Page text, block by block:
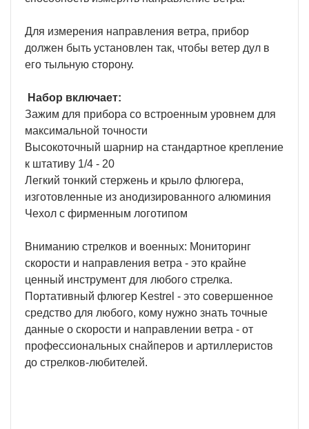
Для измерения направления ветра, прибор
должен быть установлен так, чтобы ветер дул в
его тыльную сторону.
Набор включает:
Зажим для прибора со встроенным уровнем для
максимальной точности
Высокоточный шарнир на стандартное крепление
к штативу 1/4 - 20
Легкий тонкий стержень и крыло флюгера,
изготовленные из анодизированного алюминия
Чехол с фирменным логотипом
Вниманию стрелков и военных: Мониторинг
скорости и направления ветра - это крайне
ценный инструмент для любого стрелка.
Портативный флюгер Kestrel - это совершенное
средство для любого, кому нужно знать точные
данные о скорости и направлении ветра - от
профессиональных снайперов и артиллеристов
до стрелков-любителей.